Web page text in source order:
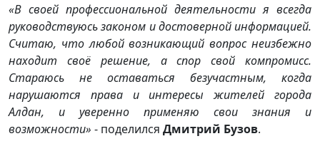
«В своей профессиональной деятельности я всегда
руководствуюсь законом и достоверной информацией.
Считаю, что любой возникающий вопрос неизбежно
находит своё решение, а спор свой компромисс.
Стараюсь не оставаться безучастным, когда
нарушаются права и интересы жителей города
Алдан, и уверенно применяю свои знания и
возможности» - поделился Дмитрий Бузов.